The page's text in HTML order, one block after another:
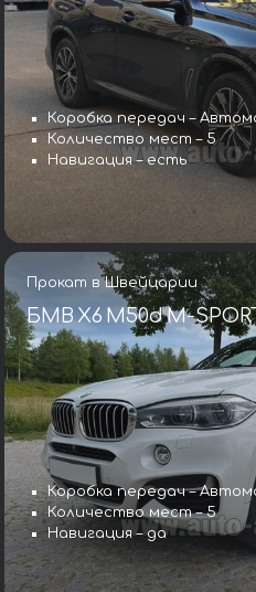
Коробка передач –
Количество мест – 5
Навигация – есть
Прокат в Швейцарии
БМВ X6 M50d M-
Коробка передач –
Количество мест – 5
Навигация – да